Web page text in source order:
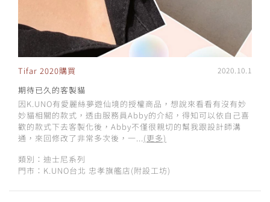
Tifar 2020購買 2020.10.1
期待已久的客製貓
因K.UNO有愛麗絲夢遊仙境的授權商品，想說來看看有沒有妙
妙貓相關的款式，透由服務員Abby的介紹，得知可以依自己喜
歡的款式下去客製化後，Abby不僅很親切的幫我跟設計師溝
通，來回修改了非常多次後，一...(更多)
類別：迪士尼系列
門市：K.UNO台北 忠孝旗艦店(附設工坊)